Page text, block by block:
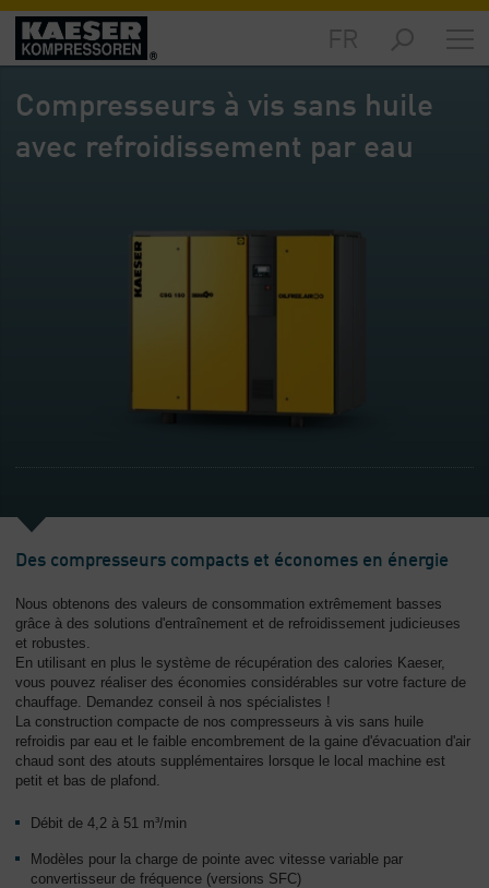
Marchés
Aperçu
L'entreprise
Aperçu
général
Compresseurs à vis sans huile
avec refroidissement par eau
Des compresseurs compacts et économes en énergie
Nous obtenons des valeurs de consommation extrêmement basses
grâce à des solutions d'entraînement et de refroidissement judicieuses
et robustes.
En utilisant en plus le système de récupération des calories Kaeser,
vous pouvez réaliser des économies considérables sur votre facture de
chauffage. Demandez conseil à nos spécialistes !
La construction compacte de nos compresseurs à vis sans huile
refroidis par eau et le faible encombrement de la gaine d'évacuation d'air
chaud sont des atouts supplémentaires lorsque le local machine est
petit et bas de plafond.
Débit de 4,2 à 51 m³/min
Modèles pour la charge de pointe avec vitesse variable par
convertisseur de fréquence (versions SFC)